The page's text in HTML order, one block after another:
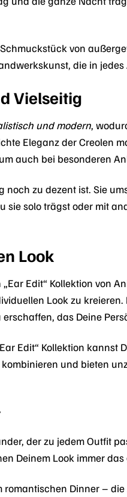
von
die in
Vielseitig
und modern,
Eleganz der Creolen
auch bei besonderen
zu dezent ist. Sie
sie solo trägst oder mit
Look
Edit“ Kollektion von
Look zu
das Deine
Edit“ Kollektion kannst
und bieten
der zu jedem Outfit
Deinem Look immer
romantischen Dinner – die